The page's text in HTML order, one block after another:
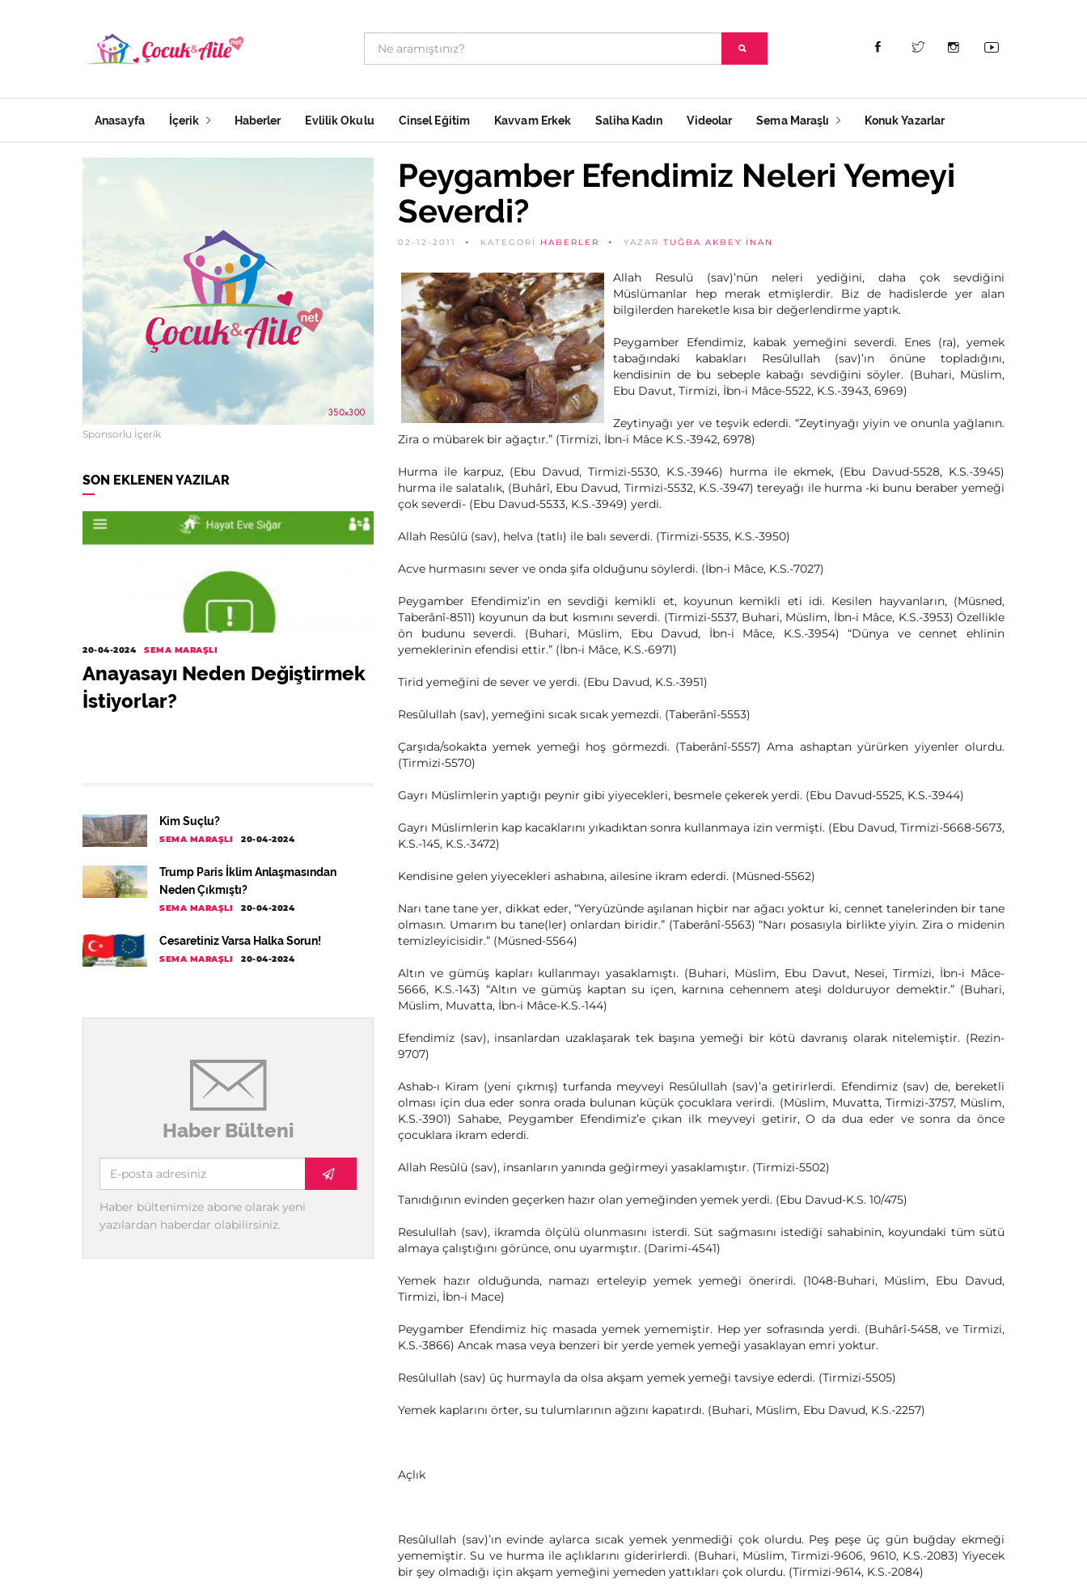
Anasayfa İçerik Haberler Evlilik Okulu Cinsel Eğitim Kavvam Erkek Saliha Kadın Videolar Sema Maraşlı Konuk Yazarlar
Sponsorlu İçerik
SON EKLENEN YAZILAR
20-04-2024 SEMA MARAŞLI
Anayasayı Neden Değiştirmek
İstiyorlar?
Kim Suçlu?
SEMA MARAŞLI 20-04-2024
Trump Paris İklim Anlaşmasından
Neden Çıkmıştı?
SEMA MARAŞLI 20-04-2024
Cesaretiniz Varsa Halka Sorun!
SEMA MARAŞLI 20-04-2024
Haber Bülteni
Haber bültenimize abone olarak yeni
yazılardan haberdar olabilirsiniz.
Peygamber Efendimiz Neleri Yemeyi
Severdi?
02-12-2011 KATEGORİ HABERLER YAZAR TUĞBA AKBEY İNAN
Allah Resulü (sav)’nün neleri yediğini, daha çok sevdiğini
Müslümanlar hep merak etmişlerdir. Biz de hadislerde yer alan
bilgilerden hareketle kısa bir değerlendirme yaptık.
Peygamber Efendimiz, kabak yemeğini severdi. Enes (ra), yemek
tabağındaki kabakları Resûlullah (sav)’ın önüne topladığını,
kendisinin de bu sebeple kabağı sevdiğini söyler. (Buhari, Müslim,
Ebu Davut, Tirmizi, İbn-i Mâce-5522, K.S.-3943, 6969)
Zeytinyağı yer ve teşvik ederdi. “Zeytinyağı yiyin ve onunla yağlanın.
Zira o mübarek bir ağaçtır.” (Tirmizi, İbn-i Mâce K.S.-3942, 6978)
Hurma ile karpuz, (Ebu Davud, Tirmizi-5530, K.S.-3946) hurma ile ekmek, (Ebu Davud-5528, K.S.-3945)
hurma ile salatalık, (Buhârî, Ebu Davud, Tirmizi-5532, K.S.-3947) tereyağı ile hurma -ki bunu beraber yemeği
çok severdi- (Ebu Davud-5533, K.S.-3949) yerdi.
Allah Resûlü (sav), helva (tatlı) ile balı severdi. (Tirmizi-5535, K.S.-3950)
Acve hurmasını sever ve onda şifa olduğunu söylerdi. (İbn-i Mâce, K.S.-7027)
Peygamber Efendimiz’in en sevdiği kemikli et, koyunun kemikli eti idi. Kesilen hayvanların, (Müsned,
Taberânî-8511) koyunun da but kısmını severdi. (Tirmizi-5537, Buhari, Müslim, İbn-i Mâce, K.S.-3953) Özellikle
ön budunu severdi. (Buhari, Müslim, Ebu Davud, İbn-i Mâce, K.S.-3954) “Dünya ve cennet ehlinin
yemeklerinin efendisi ettir.” (İbn-i Mâce, K.S.-6971)
Tirid yemeğini de sever ve yerdi. (Ebu Davud, K.S.-3951)
Resûlullah (sav), yemeğini sıcak sıcak yemezdi. (Taberânî-5553)
Çarşıda/sokakta yemek yemeği hoş görmezdi. (Taberânî-5557) Ama ashaptan yürürken yiyenler olurdu.
(Tirmizi-5570)
Gayrı Müslimlerin yaptığı peynir gibi yiyecekleri, besmele çekerek yerdi. (Ebu Davud-5525, K.S.-3944)
Gayrı Müslimlerin kap kacaklarını yıkadıktan sonra kullanmaya izin vermişti. (Ebu Davud, Tirmizi-5668-5673,
K.S.-145, K.S.-3472)
Kendisine gelen yiyecekleri ashabına, ailesine ikram ederdi. (Müsned-5562)
Narı tane tane yer, dikkat eder, “Yeryüzünde aşılanan hiçbir nar ağacı yoktur ki, cennet tanelerinden bir tane
olmasın. Umarım bu tane(ler) onlardan biridir.” (Taberânî-5563) “Narı posasıyla birlikte yiyin. Zira o midenin
temizleyicisidir.” (Müsned-5564)
Altın ve gümüş kapları kullanmayı yasaklamıştı. (Buhari, Müslim, Ebu Davut, Nesei, Tirmizi, İbn-i Mâce-
5666, K.S.-143) “Altın ve gümüş kaptan su içen, karnına cehennem ateşi dolduruyor demektir.” (Buhari,
Müslim, Muvatta, İbn-i Mâce-K.S.-144)
Efendimiz (sav), insanlardan uzaklaşarak tek başına yemeği bir kötü davranış olarak nitelemiştir. (Rezin-
9707)
Ashab-ı Kiram (yeni çıkmış) turfanda meyveyi Resûlullah (sav)’a getirirlerdi. Efendimiz (sav) de, bereketli
olması için dua eder sonra orada bulunan küçük çocuklara verirdi. (Müslim, Muvatta, Tirmizi-3757, Müslim,
K.S.-3901) Sahabe, Peygamber Efendimiz’e çıkan ilk meyveyi getirir, O da dua eder ve sonra da önce
çocuklara ikram ederdi.
Allah Resûlü (sav), insanların yanında geğirmeyi yasaklamıştır. (Tirmizi-5502)
Tanıdığının evinden geçerken hazır olan yemeğinden yemek yerdi. (Ebu Davud-K.S. 10/475)
Resulullah (sav), ikramda ölçülü olunmasını isterdi. Süt sağmasını istediği sahabinin, koyundaki tüm sütü
almaya çalıştığını görünce, onu uyarmıştır. (Darimi-4541)
Yemek hazır olduğunda, namazı erteleyip yemek yemeği önerirdi. (1048-Buhari, Müslim, Ebu Davud,
Tirmizi, İbn-i Mace)
Peygamber Efendimiz hiç masada yemek yememiştir. Hep yer sofrasında yerdi. (Buhârî-5458, ve Tirmizi,
K.S.-3866) Ancak masa veya benzeri bir yerde yemek yemeği yasaklayan emri yoktur.
Resûlullah (sav) üç hurmayla da olsa akşam yemek yemeği tavsiye ederdi. (Tirmizi-5505)
Yemek kaplarını örter, su tulumlarının ağzını kapatırdı. (Buhari, Müslim, Ebu Davud, K.S.-2257)
Açlık
Resûlullah (sav)’ın evinde aylarca sıcak yemek yenmediği çok olurdu. Peş peşe üç gün buğday ekmeği
yememiştir. Su ve hurma ile açlıklarını giderirlerdi. (Buhari, Müslim, Tirmizi-9606, 9610, K.S.-2083) Yiyecek
bir şey olmadığı için akşam yemeğini yemeden yattıkları çok olurdu. (Tirmizi-9614, K.S.-2084)